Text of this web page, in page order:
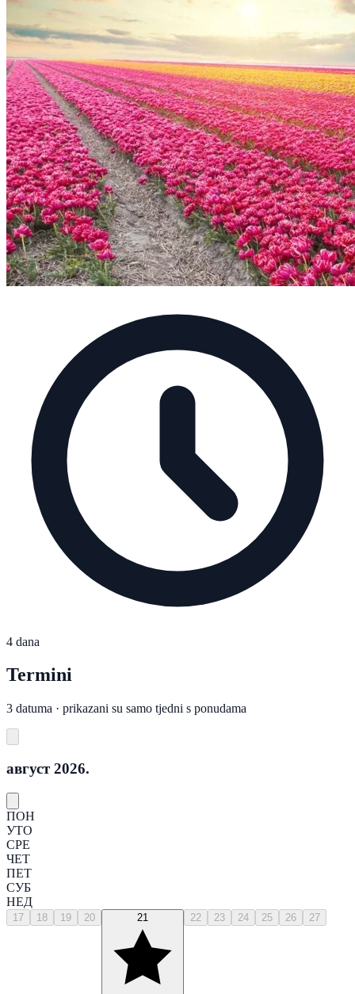
4 dana
Termini
3 datuma · prikazani su samo tjedni s ponudama
август 2026.
ПОН
УТО
СРЕ
ЧЕТ
ПЕТ
СУБ
НЕД
17 18 19 20 21 22 23 24 25 26 27